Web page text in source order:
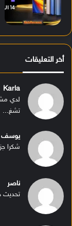
أخر التعليقات
Karla
لدي
تشغ...
يوسف
شكرا
ناصر
تحديث